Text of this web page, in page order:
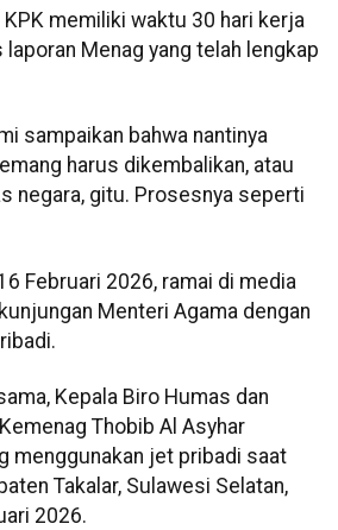
KPK memiliki waktu 30 hari kerja
Menag yang telah lengkap
sampaikan bahwa nantinya
harus dikembalikan, atau
negara, gitu. Prosesnya seperti
Februari 2026, ramai di media
Menteri Agama dengan
Kepala Biro Humas dan
Thobib Al Asyhar
menggunakan jet pribadi saat
Takalar, Sulawesi Selatan,
2026.